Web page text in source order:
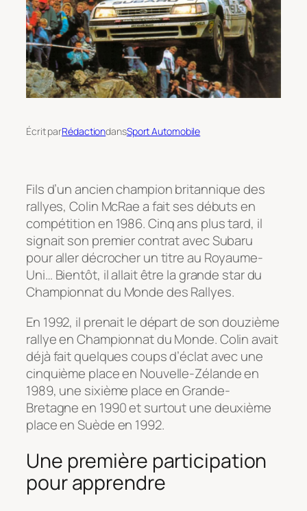
Écrit parRédactiondansSport Automobile
Fils d’un ancien champion britannique des
rallyes, Colin McRae a fait ses débuts en
compétition en 1986. Cinq ans plus tard, il
signait son premier contrat avec Subaru
pour aller décrocher un titre au Royaume-
Uni… Bientôt, il allait être la grande star du
Championnat du Monde des Rallyes.
En 1992, il prenait le départ de son douzième
rallye en Championnat du Monde. Colin avait
déjà fait quelques coups d’éclat avec une
cinquième place en Nouvelle-Zélande en
1989, une sixième place en Grande-
Bretagne en 1990 et surtout une deuxième
place en Suède en 1992.
Une première participation
pour apprendre